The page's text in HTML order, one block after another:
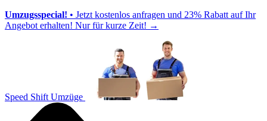
Umzugsspecial! • Jetzt kostenlos anfragen und 23% Rabatt auf Ihr
Angebot erhalten! Nur für kurze Zeit! →
Speed Shift Umzüge